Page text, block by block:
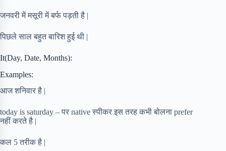
जनवरी में मसूरी में बर्फ पड़ती है |
पिछले साल बहुत बारिश हुई थी |
It(Day, Date, Months):
Examples:
आज शनिवार है |
today is saturday – पर native स्पीकर इस तरह कभी बोलना prefer
नहीं करते है |
कल 5 तरीक है |